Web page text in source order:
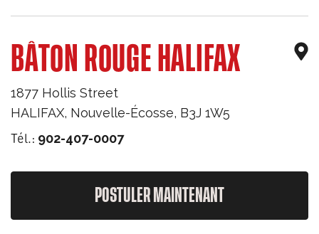
BÂTON ROUGE HALIFAX
1877 Hollis Street
HALIFAX, Nouvelle-Écosse, B3J 1W5
Tél.: 902-407-0007
POSTULER MAINTENANT